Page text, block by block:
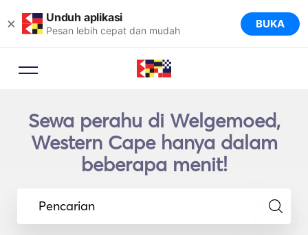
× Unduh aplikasi
Pesan lebih cepat dan mudah BUKA
Sewa perahu di Welgemoed,
Western Cape hanya dalam
beberapa menit!
Pencarian